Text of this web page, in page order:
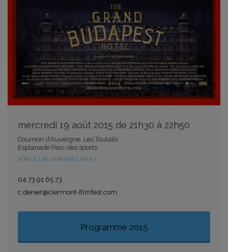
mercredi 19 août 2015 de 21h30 à 22h50
Cournon d'Auvergne, Les Toulaits
Esplanade Parc des sports
VOIR LE LIEU SUR UNE CARTE
04 73 91 65 73
c.denier@clermont-filmfest.com
Programme 2015